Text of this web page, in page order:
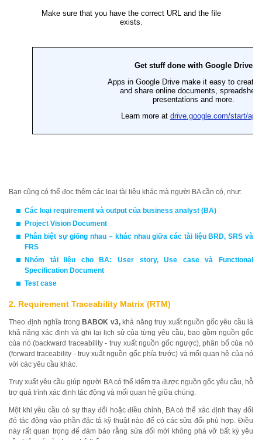
Bạn cũng có thể đọc thêm các loại tài liệu khác mà người BA cần có, như:
Các loại requirement và output của business analyst (BA)
Project Vision Document
Phân biệt sự giống nhau – khác nhau giữa các tài liệu BRD, SRS và
FRS
Nhóm tài liệu cho BA: User story, Use case và Functional
Specification Document
Test case
2. Requirement Traceability Matrix (RTM)
Theo định nghĩa trong BABOK v3,khả năng truy xuất nguồn gốc yêu cầu là
khả năng xác định và ghi lại lịch sử của từng yêu cầu, bao gồm nguồn gốc
của nó (backward traceability - truy xuất nguồn gốc ngược), phân bổ của nó
(forward traceability - truy xuất nguồn gốc phía trước) và mối quan hệ của nó
với các yêu cầu khác.
Truy xuất yêu cầu giúp người BA có thể kiểm tra được nguồn gốc yêu cầu, hỗ
trợ quá trình xác định tác động và mối quan hệ giữa chúng.
Một khi yêu cầu có sự thay đổi hoặc điều chỉnh, BA có thể xác định thay đổi
đó tác động vào phần đặc tả kỹ thuật nào để có các sửa đổi phù hợp. Điều
này rất quan trọng để đảm bảo rằng sửa đổi mới không phá vỡ bất kỳ yêu